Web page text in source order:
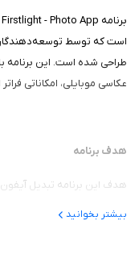
طراحی شده است. این برنامه
عکاسی موبایلی، امکاناتی
هدف برنامه
هدف این برنامه تبدیل
بیشتر بخوانید